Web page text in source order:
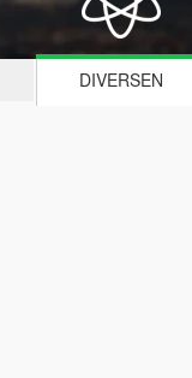
DIVERSEN